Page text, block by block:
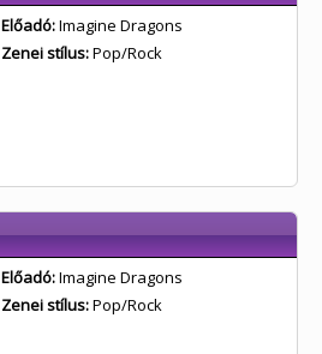
Előadó:Imagine Dragons
Zenei stílus:Pop/Rock
Előadó:Imagine Dragons
Zenei stílus:Pop/Rock